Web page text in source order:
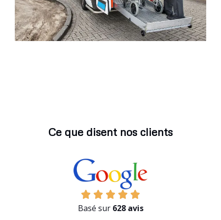
Ce que disent nos clients
Basé sur 628 avis